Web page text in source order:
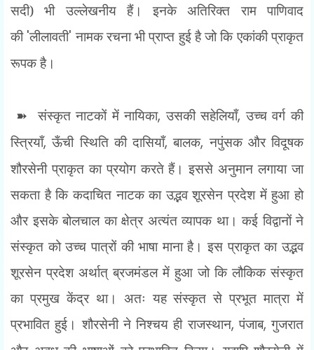
सदी) भी उल्लेखनीय हैं। इनके अतिरिक्त राम पाणिवाद
की 'लीलावती'नामक रचना भी प्राप्त हुई है जो कि एकांकी प्राकृत
रूपक है।
➽संस्कृत नाटकों में नायिका,उसकी सहेलियाँ,उच्च वर्ग की
स्त्रियाँ,ऊँची स्थिति की दासियाँ,बालक,नपुंसक और विदूषक
शौरसेनी प्राकृत का प्रयोग करते हैं। इससे अनुमान लगाया जा
सकता है कि कदाचित नाटक का उद्भव शूरसेन प्रदेश में हुआ हो
और इसके बोलचाल का क्षेत्र अत्यंत व्यापक था। कई विद्वानों ने
संस्कृत को उच्च पात्रों की भाषा माना है। इस प्राकृत का उद्भव
शूरसेन प्रदेश अर्थात् ब्रजमंडल में हुआ जो कि लौकिक संस्कृत
का प्रमुख केंद्र था। अतः यह संस्कृत से प्रभूत मात्रा में
प्रभावित हुई। शौरसेनी ने निश्चय ही राजस्थान,पंजाब,गुजरात